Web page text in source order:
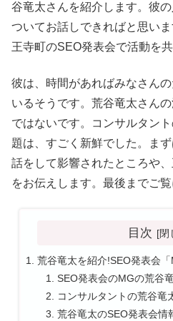
谷竜太さんを紹介します。彼
ついてお話しできればと思い
王寺町のSEO発表会で活動を共
彼は、時間があればみなさん
いるそうです。荒谷竜太さん
ではないです。コンサルタン
題は、すごく新鮮でした。ま
話をして影響されたところや
をお伝えします。最後までご覧
目次
荒谷竜太を紹介!SEO発表会「
SEO発表会のMGの荒谷
コンサルタントの荒谷竜
荒谷竜太のSEO発表会情